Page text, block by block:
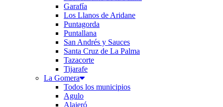
Garafía
Los Llanos de Aridane
Puntagorda
Puntallana
San Andrés y Sauces
Santa Cruz de La Palma
Tazacorte
Tijarafe
La Gomera
Todos los municipios
Agulo
Alajeró